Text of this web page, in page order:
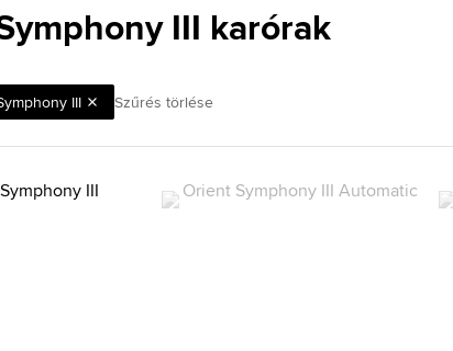
III karórak
III Szűrés törlése